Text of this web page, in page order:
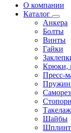
О компании
Каталог
Анкера
Болты
Винты
Гайки
Крюки,
Пресс-
Такелаж
Шайбы
Шплинт